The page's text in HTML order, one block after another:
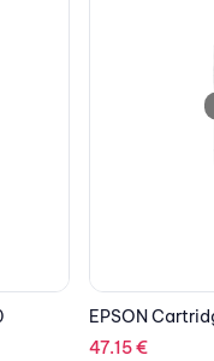
EPSON
19.76€